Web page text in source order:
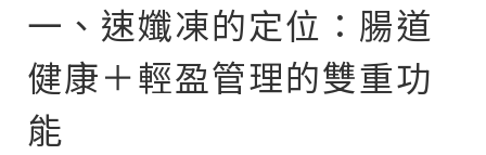
一、速孅凍的定位：腸道
健康＋輕盈管理的雙重功
能